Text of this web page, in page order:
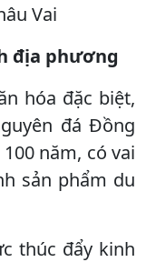
Vai
địa phương
hóa đặc biệt,
đá Đồng
năm, có vai
sản phẩm du
thúc đẩy kinh